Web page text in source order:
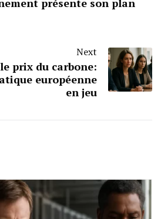
présente son plan
Next
prix du carbone:
européenne
en jeu